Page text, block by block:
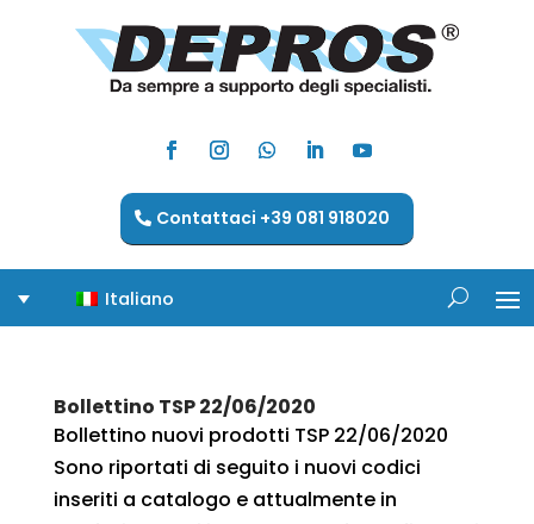
Contattaci +39 081 918020
Italiano
Bollettino TSP 22/06/2020
Bollettino nuovi prodotti TSP 22/06/2020
Sono riportati di seguito i nuovi codici
inseriti a catalogo e attualmente in